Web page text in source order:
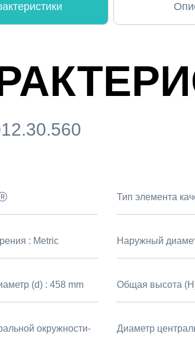
Тип элемента
: Metric Наружный
(d) :458 mm Общая высота
окружности-
Диаметр